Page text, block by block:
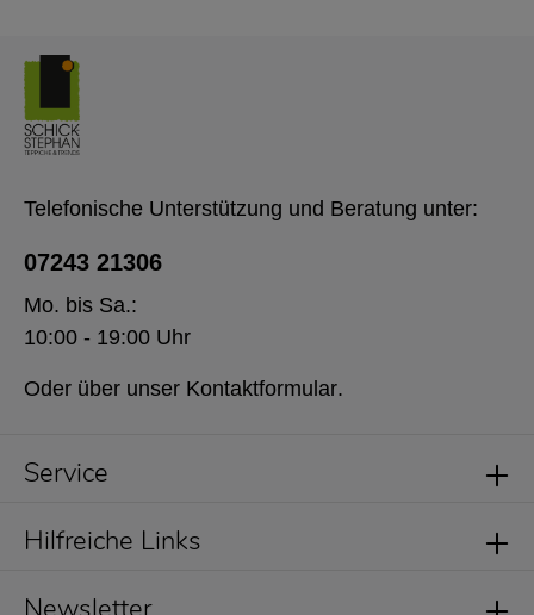
Service
Telefonische Unterstützung und Beratung unter:
07243 21306
Mo. bis Sa.:
10:00 - 19:00 Uhr
Oder über unser Kontaktformular.
Hilfreiche Links